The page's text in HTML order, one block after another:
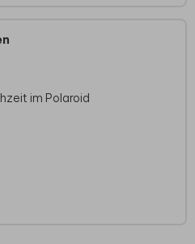
im Polaroid